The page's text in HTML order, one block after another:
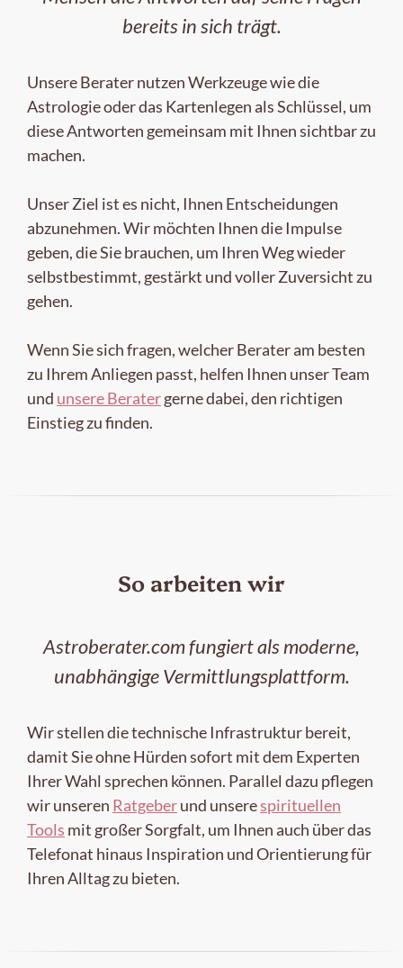
bereits in sich trägt.
Unsere Berater nutzen Werkzeuge wie die
Astrologie oder das Kartenlegen als Schlüssel, um
diese Antworten gemeinsam mit Ihnen sichtbar zu
machen.
Unser Ziel ist es nicht, Ihnen Entscheidungen
abzunehmen. Wir möchten Ihnen die Impulse
geben, die Sie brauchen, um Ihren Weg wieder
selbstbestimmt, gestärkt und voller Zuversicht zu
gehen.
Wenn Sie sich fragen, welcher Berater am besten
zu Ihrem Anliegen passt, helfen Ihnen unser Team
und unsere Beratergerne dabei, den richtigen
Einstieg zu finden.
So arbeiten wir
Astroberater.com fungiert als moderne,
unabhängige Vermittlungsplattform.
Wir stellen die technische Infrastruktur bereit,
damit Sie ohne Hürden sofort mit dem Experten
Ihrer Wahl sprechen können. Parallel dazu pflegen
wir unseren Ratgeberund unserespirituellen
Tools mit großer Sorgfalt, um Ihnen auch über das
Telefonat hinaus Inspiration und Orientierung für
Ihren Alltag zu bieten.